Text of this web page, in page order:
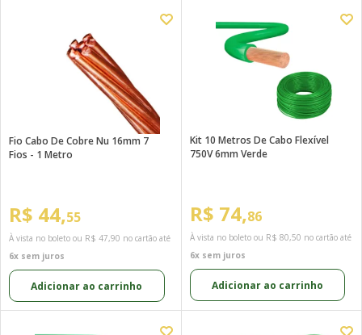
Fio Cabo De Cobre Nu 16mm 7
Fios - 1 Metro
R$ 44,55
À vista no boleto ou R$ 47,90 no cartão até
6x sem juros
Adicionar ao carrinho
Kit 10 Metros De Cabo Flexível
750V 6mm Verde
R$ 74,86
À vista no boleto ou R$ 80,50 no cartão até
6x sem juros
Adicionar ao carrinho